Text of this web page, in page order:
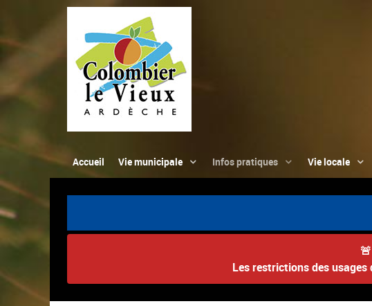
Accueil Vie municipale Infos pratiques Vie locale
🚨
Les restrictions des